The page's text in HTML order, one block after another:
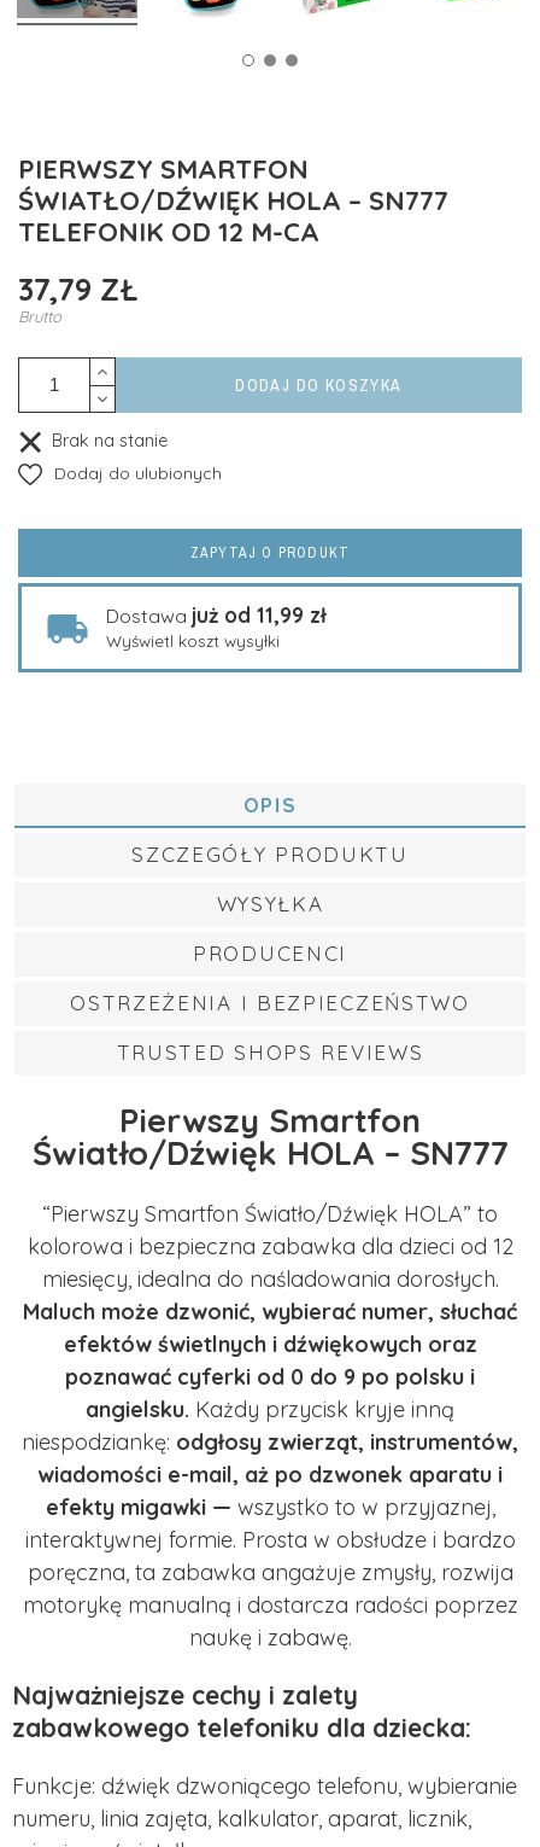
PIERWSZY SMARTFON
ŚWIATŁO/DŹWIĘK HOLA – SN777
TELEFONIK OD 12 M-CA
37,79 ZŁ
Brutto
DODAJ DO KOSZYKA
Brak na stanie
Dodaj do ulubionych
ZAPYTAJ O PRODUKT
Dostawa już od 11,99 zł
Wyświetl koszt wysyłki
OPIS
SZCZEGÓŁY PRODUKTU
WYSYŁKA
PRODUCENCI
OSTRZEŻENIA I BEZPIECZEŃSTWO
TRUSTED SHOPS REVIEWS
Pierwszy Smartfon
Światło/Dźwięk HOLA – SN777
“Pierwszy Smartfon Światło/Dźwięk HOLA” to
kolorowa i bezpieczna zabawka dla dzieci od 12
miesięcy, idealna do naśladowania dorosłych.
Maluch może dzwonić, wybierać numer, słuchać
efektów świetlnych i dźwiękowych oraz
poznawać cyferki od 0 do 9 po polsku i
angielsku. Każdy przycisk kryje inną
niespodziankę: odgłosy zwierząt, instrumentów,
wiadomości e-mail, aż po dzwonek aparatu i
efekty migawki — wszystko to w przyjaznej,
interaktywnej formie. Prosta w obsłudze i bardzo
poręczna, ta zabawka angażuje zmysły, rozwija
motorykę manualną i dostarcza radości poprzez
naukę i zabawę.
Najważniejsze cechy i zalety
zabawkowego telefoniku dla dziecka:
Funkcje: dźwięk dzwoniącego telefonu, wybieranie
numeru, linia zajęta, kalkulator, aparat, licznik,